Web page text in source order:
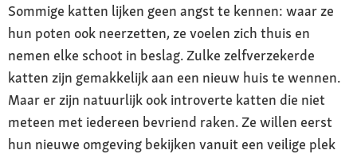
Sommige katten lijken geen angst te kennen: waar ze
hun poten ook neerzetten, ze voelen zich thuis en
nemen elke schoot in beslag. Zulke zelfverzekerde
katten zijn gemakkelijk aan een nieuw huis te wennen.
Maar er zijn natuurlijk ook introverte katten die niet
meteen met iedereen bevriend raken. Ze willen eerst
hun nieuwe omgeving bekijken vanuit een veilige plek